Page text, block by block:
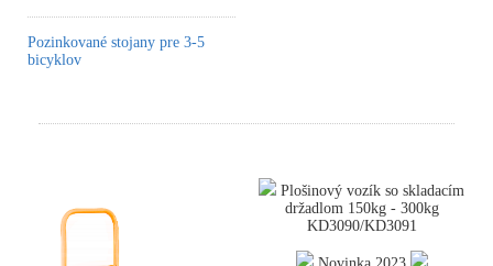
Pozinkované stojany pre 3-5
bicyklov
Plošinový vozík so skladacím
držadlom 150kg - 300kg
KD3090/KD3091